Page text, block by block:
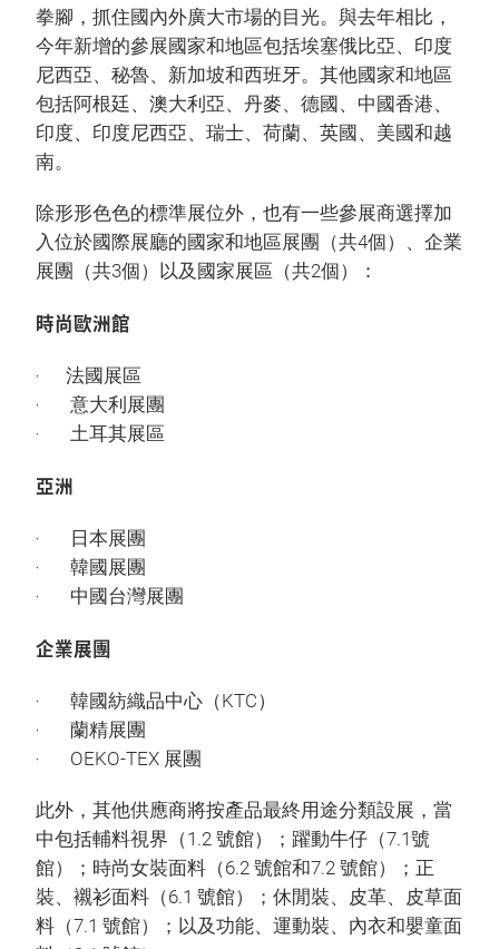
拳腳，抓住國內外廣大市場的目光。與去年相比，
今年新增的參展國家和地區包括埃塞俄比亞、印度
尼西亞、秘魯、新加坡和西班牙。其他國家和地區
包括阿根廷、澳大利亞、丹麥、德國、中國香港、
印度、印度尼西亞、瑞士、荷蘭、英國、美國和越
南。
除形形色色的標準展位外，也有一些參展商選擇加
入位於國際展廳的國家和地區展團（共4個）、企業
展團（共3個）以及國家展區（共2個）：
時尚歐洲館
‧ 法國展區
‧ 意大利展團
‧ 土耳其展區
亞洲
‧ 日本展團
‧ 韓國展團
‧ 中國台灣展團
企業展團
‧ 韓國紡織品中心（KTC）
‧ 蘭精展團
‧ OEKO-TEX 展團
此外，其他供應商將按產品最終用途分類設展，當
中包括輔料視界（1.2 號館）；躍動牛仔（7.1號
館）；時尚女裝面料（6.2 號館和7.2 號館）；正
裝、襯衫面料（6.1 號館）；休閒裝、皮革、皮草面
料（7.1 號館）；以及功能、運動裝、內衣和嬰童面